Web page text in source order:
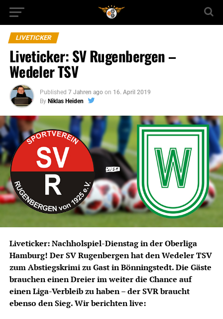
LIVETICKER
Liveticker: SV Rugenbergen –
Wedeler TSV
Published 7 Jahren ago on 16. April 2019
By Niklas Heiden
Liveticker: Nachholspiel-Dienstag in der Oberliga
Hamburg! Der SV Rugenbergen hat den Wedeler TSV
zum Abstiegskrimi zu Gast in Bönningstedt. Die Gäste
brauchen einen Dreier im weiter die Chance auf
einen Liga-Verbleib zu haben – der SVR braucht
ebenso den Sieg. Wir berichten live: